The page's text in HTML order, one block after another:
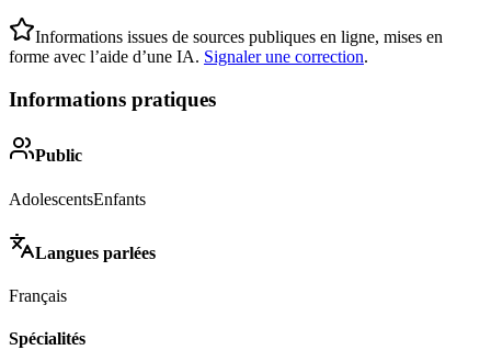
Informations issues de sources publiques en ligne, mises en
forme avec l’aide d’une IA. Signaler une correction.
Informations pratiques
Public
AdolescentsEnfants
Langues parlées
Français
Spécialités